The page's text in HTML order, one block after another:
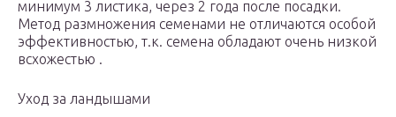
минимум 3 листика, через 2 года после посадки.
Метод размножения семенами не отличаются особой
эффективностью, т.к. семена обладают очень низкой
всхожестью .
Уход за ландышами